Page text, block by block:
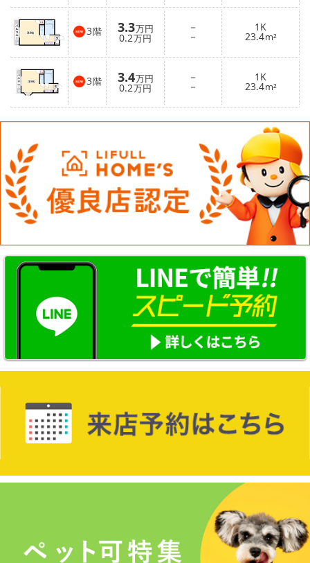
3階 3.3万円
0.2万円
－
－
1K
23.4m²
3階 3.4万円
0.2万円
－
－
1K
23.4m²